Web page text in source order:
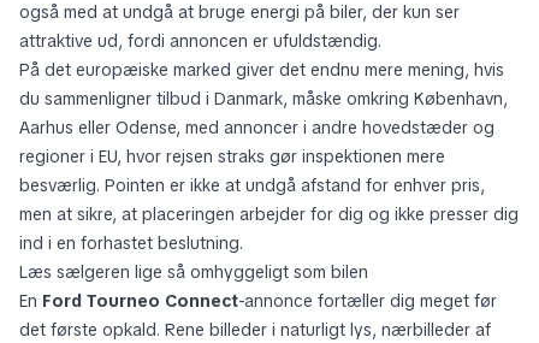
også med at undgå at bruge energi på biler, der kun ser
attraktive ud, fordi annoncen er ufuldstændig.
På det europæiske marked giver det endnu mere mening, hvis
du sammenligner tilbud i Danmark, måske omkring København,
Aarhus eller Odense, med annoncer i andre hovedstæder og
regioner i EU, hvor rejsen straks gør inspektionen mere
besværlig. Pointen er ikke at undgå afstand for enhver pris,
men at sikre, at placeringen arbejder for dig og ikke presser dig
ind i en forhastet beslutning.
Læs sælgeren lige så omhyggeligt som bilen
En Ford Tourneo Connect-annonce fortæller dig meget før
det første opkald. Rene billeder i naturligt lys, nærbilleder af